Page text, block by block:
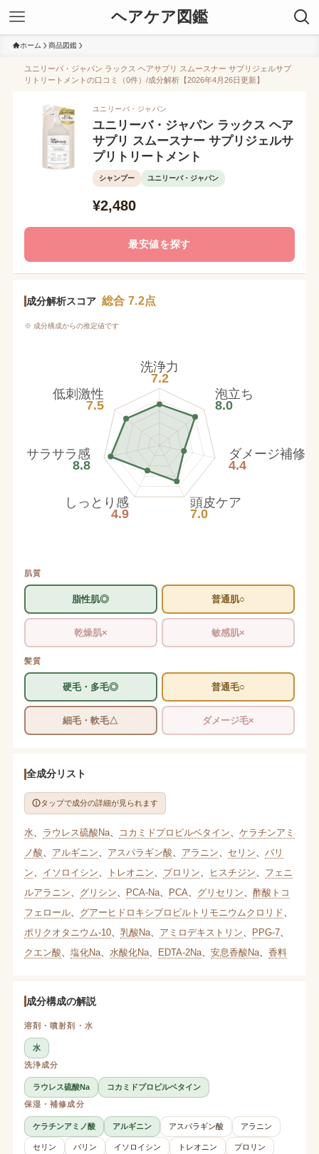
ヘアケア図鑑
ホーム 商品図鑑
ユニリーバ・ジャパン ラックス ヘアサプリ スムースナー サプリジェルサプ
リトリートメントの口コミ（0件）/成分解析【2026年4月26日更新】
ユニリーバ・ジャパン
ユニリーバ・ジャパン ラックス ヘア
サプリ スムースナー サプリジェルサ
プリトリートメント
シャンプー ユニリーバ・ジャパン
¥2,480
最安値を探す
成分解析スコア 総合 7.2点
※ 成分構成からの推定値です
洗浄力
7.2
泡立ち
8.0
ダメージ補修
4.4
頭皮ケア
7.0
しっとり感
4.9
サラサラ感
8.8
低刺激性
7.5
肌質
脂性肌◎ 普通肌○
乾燥肌× 敏感肌×
髪質
硬毛・多毛◎ 普通毛○
細毛・軟毛△ ダメージ毛×
全成分リスト
タップで成分の詳細が見られます
水 ラウレス硫酸Na、 コカミドプロピルベタイン
ケラチンアミ
ノ酸
アルギニン アスパラギン酸 アラニン セリン
バリ
ン
イソロイシン トレオニン プロリン ヒスチジン
フェニ
ルアラニン
グリシン PCA-Na、 PCA グリセリン
酢酸トコ
フェロール、 グアーヒドロキシプロピルトリモニウムクロリド
ポリクオタニウム-10、 乳酸Na、 アミロデキストリン PPG-7、
クエン酸
塩化Na、 水酸化Na、 EDTA-2Na、 安息香酸Na、 香料
成分構成の解説
溶剤・噴射剤・水
水
洗浄成分
ラウレス硫酸Na
コカミドプロピルベタイン
保湿・補修成分
ケラチンアミノ酸 アルギニン アスパラギン酸 アラニン
セリン バリン イソロイシン トレオニン プロリン